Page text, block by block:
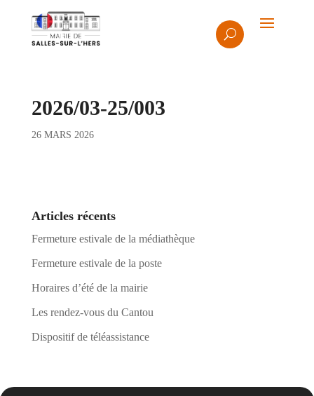
2026/03-25/003
26 MARS 2026
Articles récents
Fermeture estivale de la médiathèque
Fermeture estivale de la poste
Horaires d’été de la mairie
Les rendez-vous du Cantou
Dispositif de téléassistance